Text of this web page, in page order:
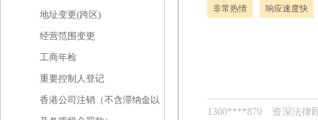
地址变更(跨区)
经营范围变更
工商年检
重要控制人登记
香港公司注销（不含滞纳金以
非常热情 响应速度快
1300****870 资深法律